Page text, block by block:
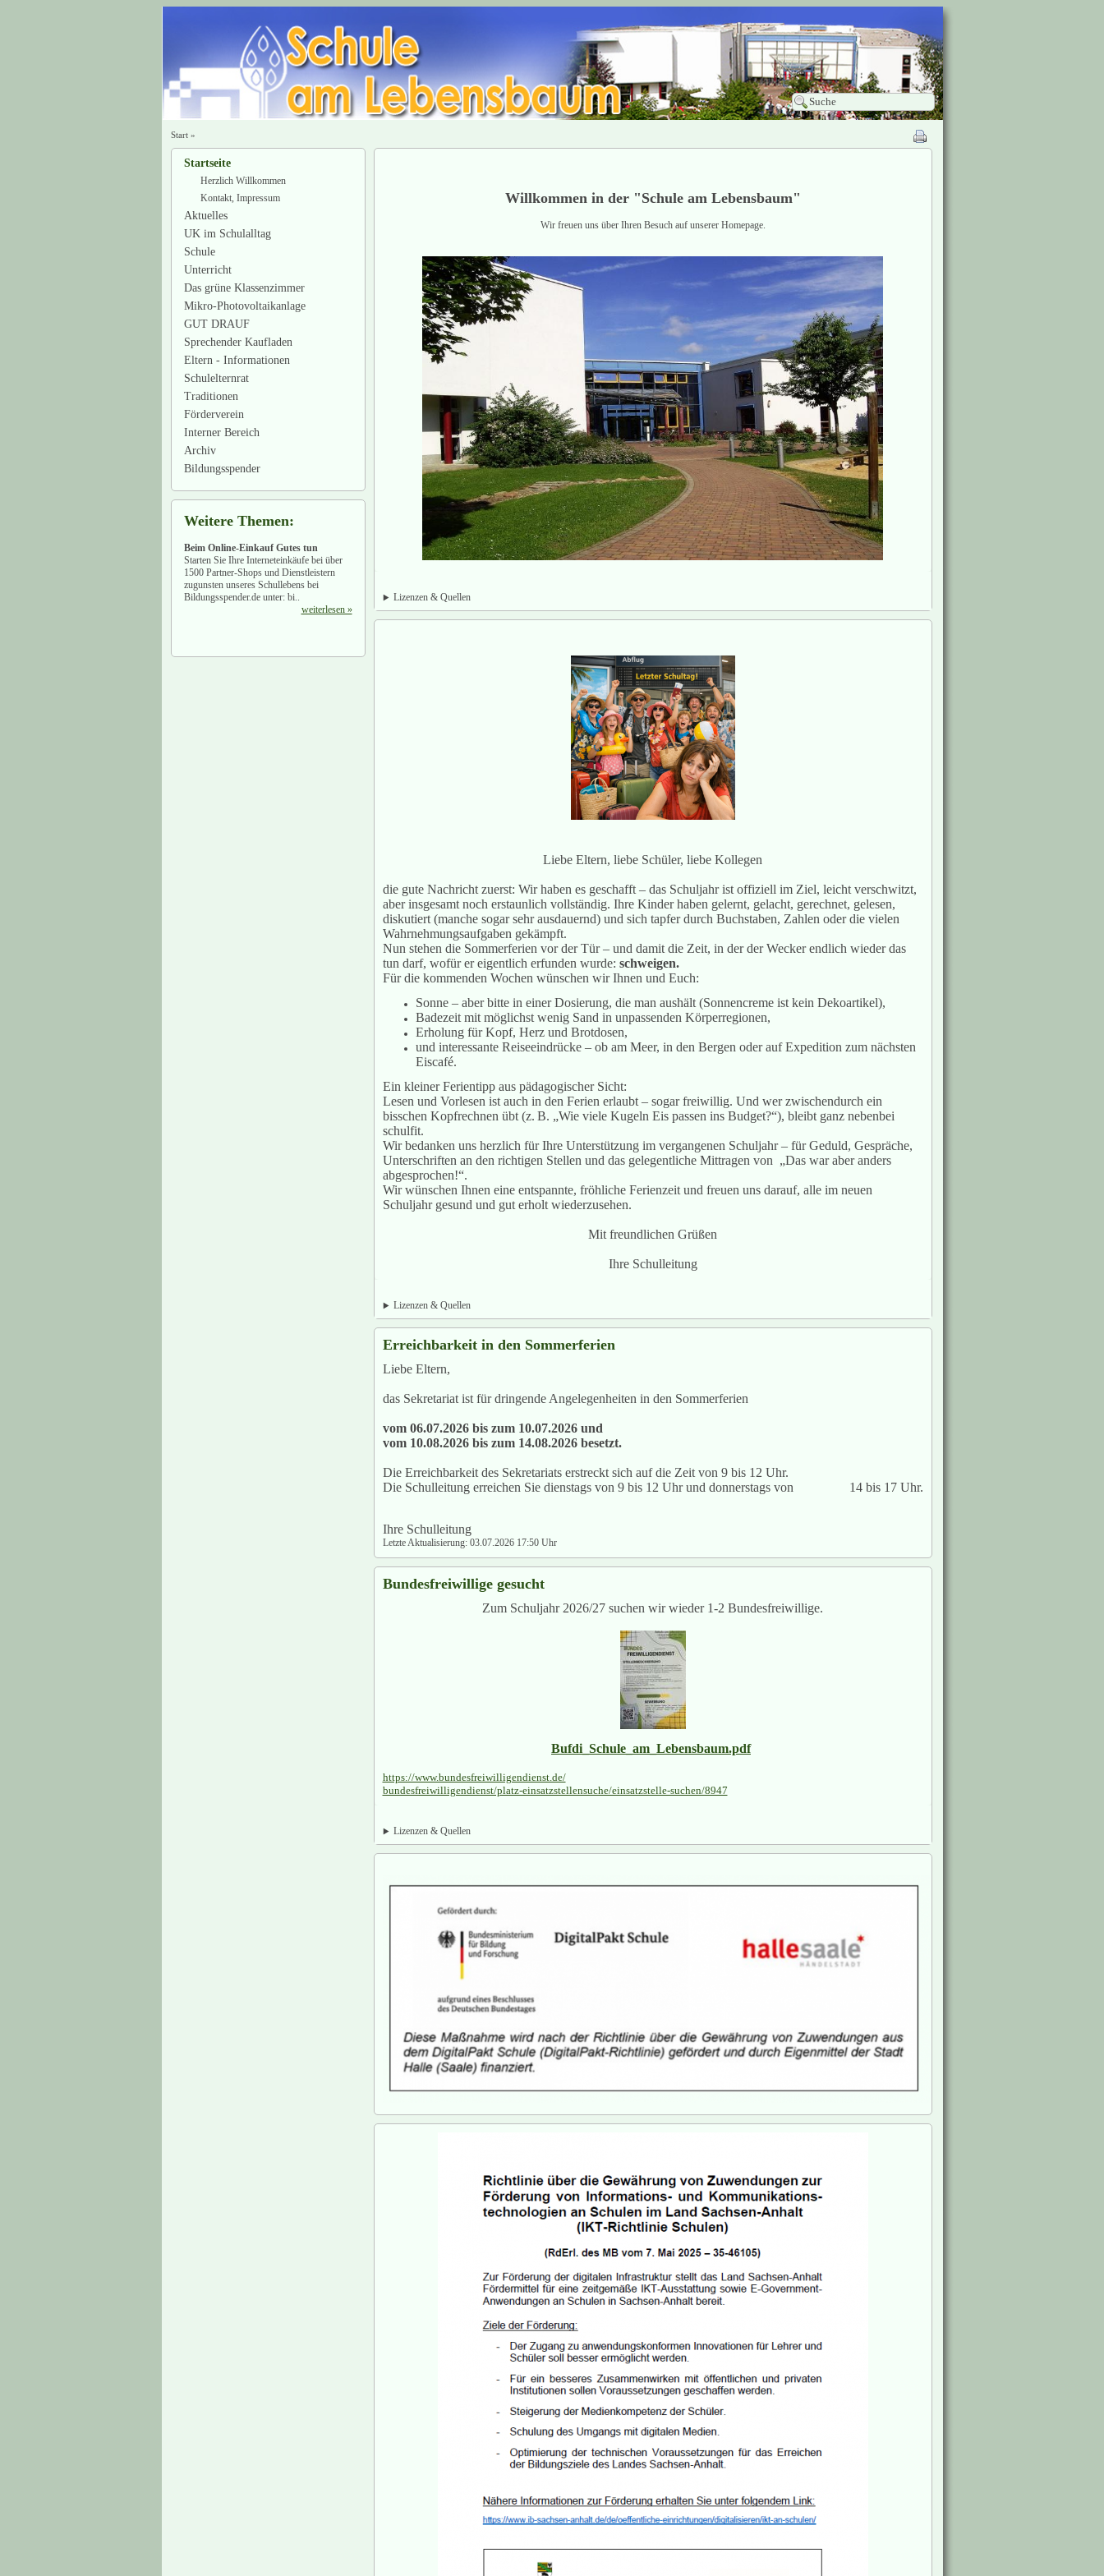
Start»
Startseite
Herzlich Willkommen
Kontakt, Impressum
Aktuelles
UK im Schulalltag
Schule
Unterricht
Das grüne Klassenzimmer
Mikro-Photovoltaikanlage
GUT DRAUF
Sprechender Kaufladen
Eltern - Informationen
Schulelternrat
Traditionen
Förderverein
Interner Bereich
Archiv
Bildungsspender
Weitere Themen:
Beim Online-Einkauf Gutes tun
Starten Sie Ihre Interneteinkäufe bei über
1500 Partner-Shops und Dienstleistern
zugunsten unseres Schullebens bei
Bildungsspender.de unter: bi..
weiterlesen »
Willkommen in der "Schule am Lebensbaum"
Wir freuen uns über Ihren Besuch auf unserer Homepage.
Lizenzen & Quellen
Liebe Eltern, liebe Schüler, liebe Kollegen
die gute Nachricht zuerst: Wir haben es geschafft – das Schuljahr ist offiziell im Ziel, leicht verschwitzt,
aber insgesamt noch erstaunlich vollständig. Ihre Kinder haben gelernt, gelacht, gerechnet, gelesen,
diskutiert (manche sogar sehr ausdauernd) und sich tapfer durch Buchstaben, Zahlen oder die vielen
Wahrnehmungsaufgaben gekämpft.
Nun stehen die Sommerferien vor der Tür – und damit die Zeit, in der der Wecker endlich wieder das
tun darf, wofür er eigentlich erfunden wurde: schweigen.
Für die kommenden Wochen wünschen wir Ihnen und Euch:
Sonne – aber bitte in einer Dosierung, die man aushält (Sonnencreme ist kein Dekoartikel),
Badezeit mit möglichst wenig Sand in unpassenden Körperregionen,
Erholung für Kopf, Herz und Brotdosen,
und interessante Reiseeindrücke – ob am Meer, in den Bergen oder auf Expedition zum nächsten
Eiscafé.
Ein kleiner Ferientipp aus pädagogischer Sicht:
Lesen und Vorlesen ist auch in den Ferien erlaubt – sogar freiwillig. Und wer zwischendurch ein
bisschen Kopfrechnen übt (z. B. „Wie viele Kugeln Eis passen ins Budget?“), bleibt ganz nebenbei
schulfit.
Wir bedanken uns herzlich für Ihre Unterstützung im vergangenen Schuljahr – für Geduld, Gespräche,
Unterschriften an den richtigen Stellen und das gelegentliche Mittragen von „Das war aber anders
abgesprochen!“.
Wir wünschen Ihnen eine entspannte, fröhliche Ferienzeit und freuen uns darauf, alle im neuen
Schuljahr gesund und gut erholt wiederzusehen.
Mit freundlichen Grüßen
Ihre Schulleitung
Lizenzen & Quellen
Erreichbarkeit in den Sommerferien
Liebe Eltern,
das Sekretariat ist für dringende Angelegenheiten in den Sommerferien
vom 06.07.2026 bis zum 10.07.2026 und
vom 10.08.2026 bis zum 14.08.2026 besetzt.
Die Erreichbarkeit des Sekretariats erstreckt sich auf die Zeit von 9 bis 12 Uhr.
Die Schulleitung erreichen Sie dienstags von 9 bis 12 Uhr und donnerstags von 14 bis 17 Uhr.
Ihre Schulleitung
Letzte Aktualisierung: 03.07.2026 17:50 Uhr
Bundesfreiwillige gesucht
Zum Schuljahr 2026/27 suchen wir wieder 1-2 Bundesfreiwillige.
Bufdi_Schule_am_Lebensbaum.pdf
https://www.bundesfreiwilligendienst.de/
bundesfreiwilligendienst/platz-einsatzstellensuche/einsatzstelle-suchen/8947
Lizenzen & Quellen